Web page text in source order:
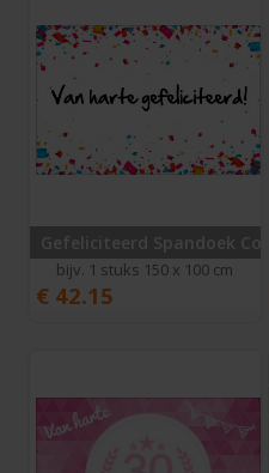
Gefeliciteerd Spandoek
bijv. 1 stuks 150 x 100 cm
€ 42.15